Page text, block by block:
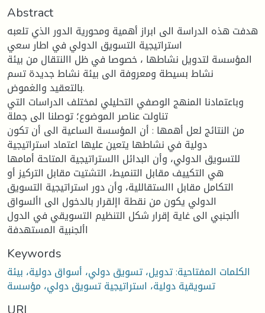
Abstract
هدفت هذه الدراسة الى ابراز أهمية ومحورية الدور الذي تلعبه
استراتيجية التسويق الدولي في اطار سعي
المؤسسة لتدويل نشاطها ، خصوصا في ظل االنتقال من بيئة
نشاط بسيطة ومعروفة الى بيئة نشاط جديدة تسم
بالتعقيد والغموض.
وباعتمادنا المنهج الوصفي التحليلي لمختلف الدراسات التي
تناولت عناصر الموضوع؛ توصلنا الى جملة
من النتائج لعل أهمها : أن المؤسسة الساعية الى أن تكون
دولية في نشاطها يتعين عليها اعتماد استراتيجية
للتسويق الدولي، وأن البدائل االستراتيجية المتاحة أمامها
هي التكييف مقابل التنميط، التشتيت مقابل التركيز أو
التكامل مقابل االستقاللية، وأن دور استراتيجية التسويق
الدولي يكون من نقطة اإلقرار بالدخول الى األسواق
األجنبي الى غاية إقرار شكل التنظيم التسويقي في الدول
األجنبية المستهدفة
Keywords
الكلمات المفتاحية: تدويل، تسويق دولي، أسواق دولية، بيئة
تسويقية دولية، استراتيجية تسويق دولي، مؤسسة